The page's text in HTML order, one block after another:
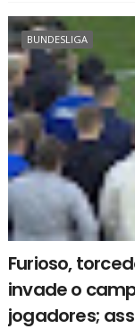
BUNDESLIGA
Furioso,
invade o
jogadores;